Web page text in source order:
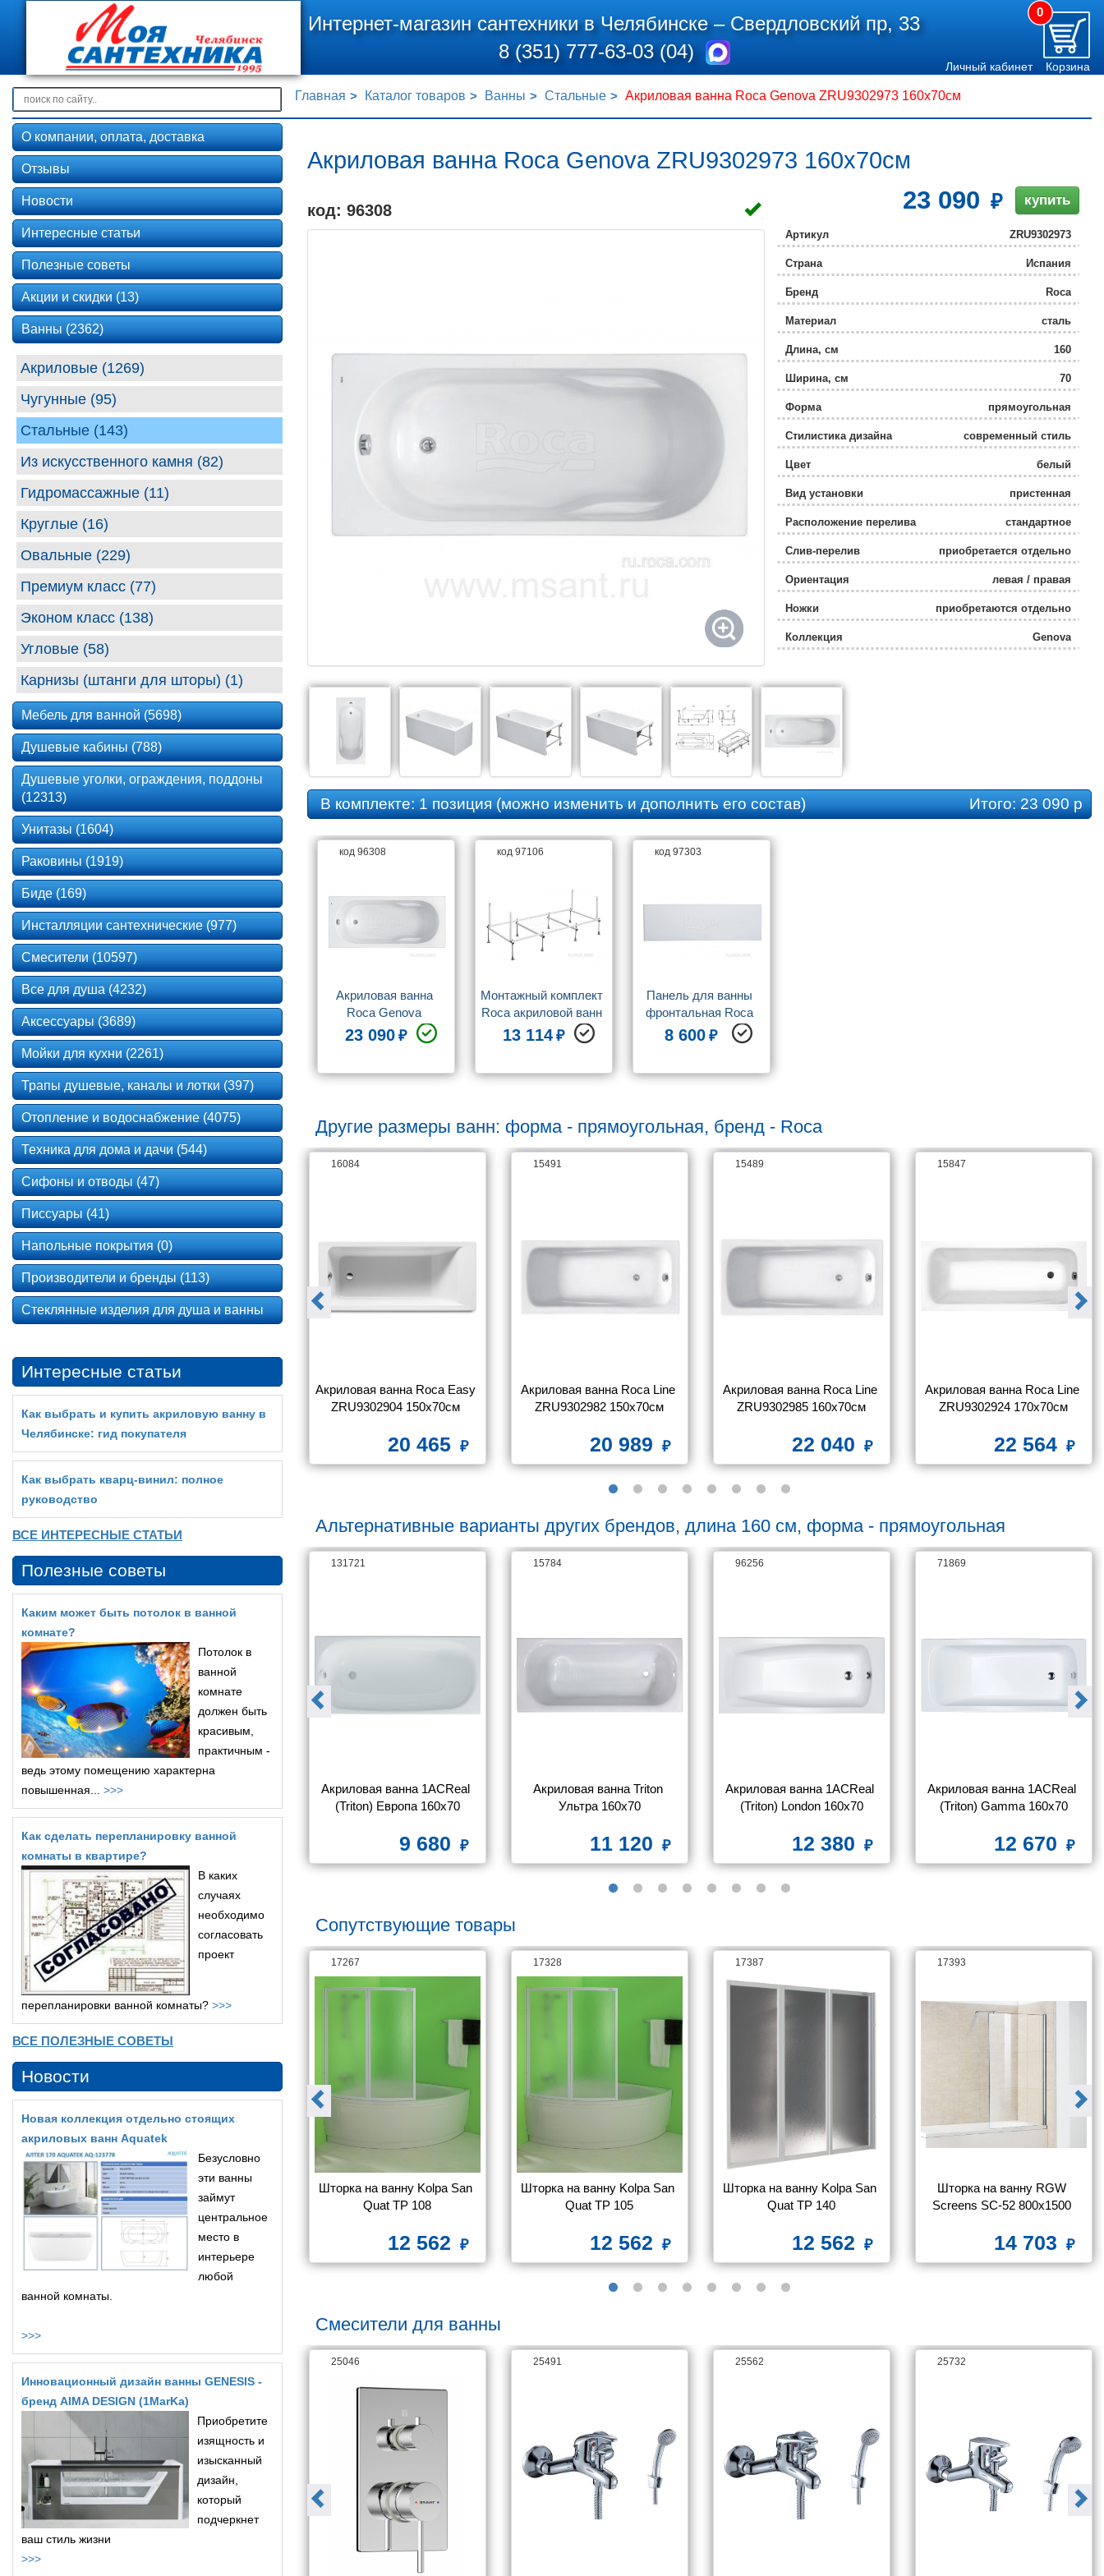
Интернет-магазин сантехники в Челябинске –Свердловский пр, 33
8 (351) 777-63-03 (04)
0
Личный кабинет Корзина
Главная Каталог товаров Ванны Стальные Акриловая ванна Roca Genova ZRU9302973 160x70см
Акриловая ванна Roca Genova ZRU9302973 160x70см
код: 96308 23 090 купить
Артикул ZRU9302973
Страна Испания
Бренд Roca
Материал сталь
Длина, см 160
Ширина, см 70
Форма прямоугольная
Стилистика дизайна современный стиль
Цвет белый
Вид установки пристенная
Расположение перелива стандартное
Слив-перелив приобретается отдельно
Ориентация левая / правая
Ножки приобретаются отдельно
Коллекция Genova
В комплекте:1 позиция(можно изменить и дополнить его состав) Итого:23 090 р
код 96308
Акриловая ванна
Roca Genova
ZRU9302973
23 090
код 97106
Монтажный комплект
Roca акриловой ванн
Roca Genova 160x70
ZRU9302974
13 114
код 97303
Панель для ванны
фронтальная Roca
для акриловой ванны
Roca Genova 160x70
8 600
Другие размеры ванн: форма - прямоугольная, бренд - Roca
Roca Easy
090
96305
Акриловая ванна Roca Easy
23 090
16084
Акриловая ванна Roca Easy
ZRU9302904 150x70см
20 465
15491
Акриловая ванна Roca Line
ZRU9302982 150х70см
20 989
15489
Акриловая ванна Roca Line
ZRU9302985 160х70см
22 040
15847
Акриловая ванна Roca Line
ZRU9302924 170x70см
22 564
Альтернативные варианты других брендов, длина 160 см, форма - прямоугольная
1ACReal
160x70
410
Акриловая ванна BAS Рио
160х70 с каркасом
15 795
131721
Акриловая ванна 1ACReal
(Triton) Европа 160x70
9 680
15784
Акриловая ванна Triton
Ультра 160x70
11 120
96256
Акриловая ванна 1ACReal
(Triton) London 160х70
12 380
71869
Акриловая ванна 1ACReal
(Triton) Gamma 160x70
12 670
Сопутствующие товары
Radaway
724
18789
Шторка на ванну MarkaOne
Afrodita/Ibiza/Palermo
150*150*140 ТW белый,
стекло прозрачное
18 200
17267
Шторка на ванну Kolpa San
Quat TP 108
12 562
17328
Шторка на ванну Kolpa San
Quat TP 105
12 562
17387
Шторка на ванну Kolpa San
Quat TP 140
12 562
17393
Шторка на ванну RGW
Screens SC-52 800x1500
14 703
Смесители для ванны
26063 25046 25491 25562 25732
О компании, оплата, доставка
Отзывы
Новости
Интересные статьи
Полезные советы
Акции и скидки (13)
Ванны (2362)
Акриловые (1269)
Чугунные (95)
Стальные (143)
Из искусственного камня (82)
Гидромассажные (11)
Круглые (16)
Овальные (229)
Премиум класс (77)
Эконом класс (138)
Угловые (58)
Карнизы (штанги для шторы) (1)
Мебель для ванной (5698)
Душевые кабины (788)
Душевые уголки, ограждения, поддоны
(12313)
Унитазы (1604)
Раковины (1919)
Биде (169)
Инсталляции сантехнические (977)
Смесители (10597)
Все для душа (4232)
Аксессуары (3689)
Мойки для кухни (2261)
Трапы душевые, каналы и лотки (397)
Отопление и водоснабжение (4075)
Техника для дома и дачи (544)
Сифоны и отводы (47)
Писсуары (41)
Напольные покрытия (0)
Производители и бренды (113)
Стеклянные изделия для душа и ванны
Интересные статьи
Как выбрать и купить акриловую ванну в
Челябинске: гид покупателя
Как выбрать кварц‑винил: полное
руководство
ВСЕ ИНТЕРЕСНЫЕ СТАТЬИ
Полезные советы
Каким может быть потолок в ванной
комнате?
Потолок в
ванной
комнате
должен быть
красивым,
практичным -
ведь этому помещению характерна
повышенная... >>>
Как сделать перепланировку ванной
комнаты в квартире?
В каких
случаях
необходимо
согласовать
проект
перепланировки ванной комнаты? >>>
ВСЕ ПОЛЕЗНЫЕ СОВЕТЫ
Новости
Новая коллекция отдельно стоящих
акриловых ванн Aquatek
Безусловно
эти ванны
займут
центральное
место в
интерьере
любой
ванной комнаты.
>>>
Инновационный дизайн ванны GENESIS -
бренд AIMA DESIGN (1MarKa)
Приобретите
изящность и
изысканный
дизайн,
который
подчеркнет
ваш стиль жизни
>>>